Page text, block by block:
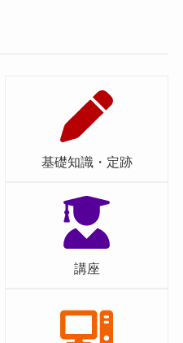
基礎知識・定跡
講座